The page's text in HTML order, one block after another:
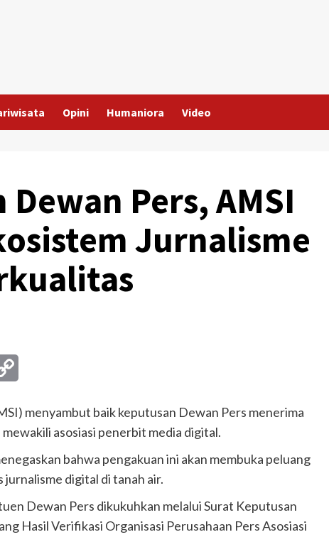
Opini Humaniora Video
Pers, AMSI
Jurnalisme
menyambut baik keputusan Dewan Pers menerima
asosiasi penerbit media digital.
bahwa pengakuan ini akan membuka peluang
digital di tanah air.
Dewan Pers dikukuhkan melalui Surat Keputusan
Hasil Verifikasi Organisasi Perusahaan Pers Asosiasi